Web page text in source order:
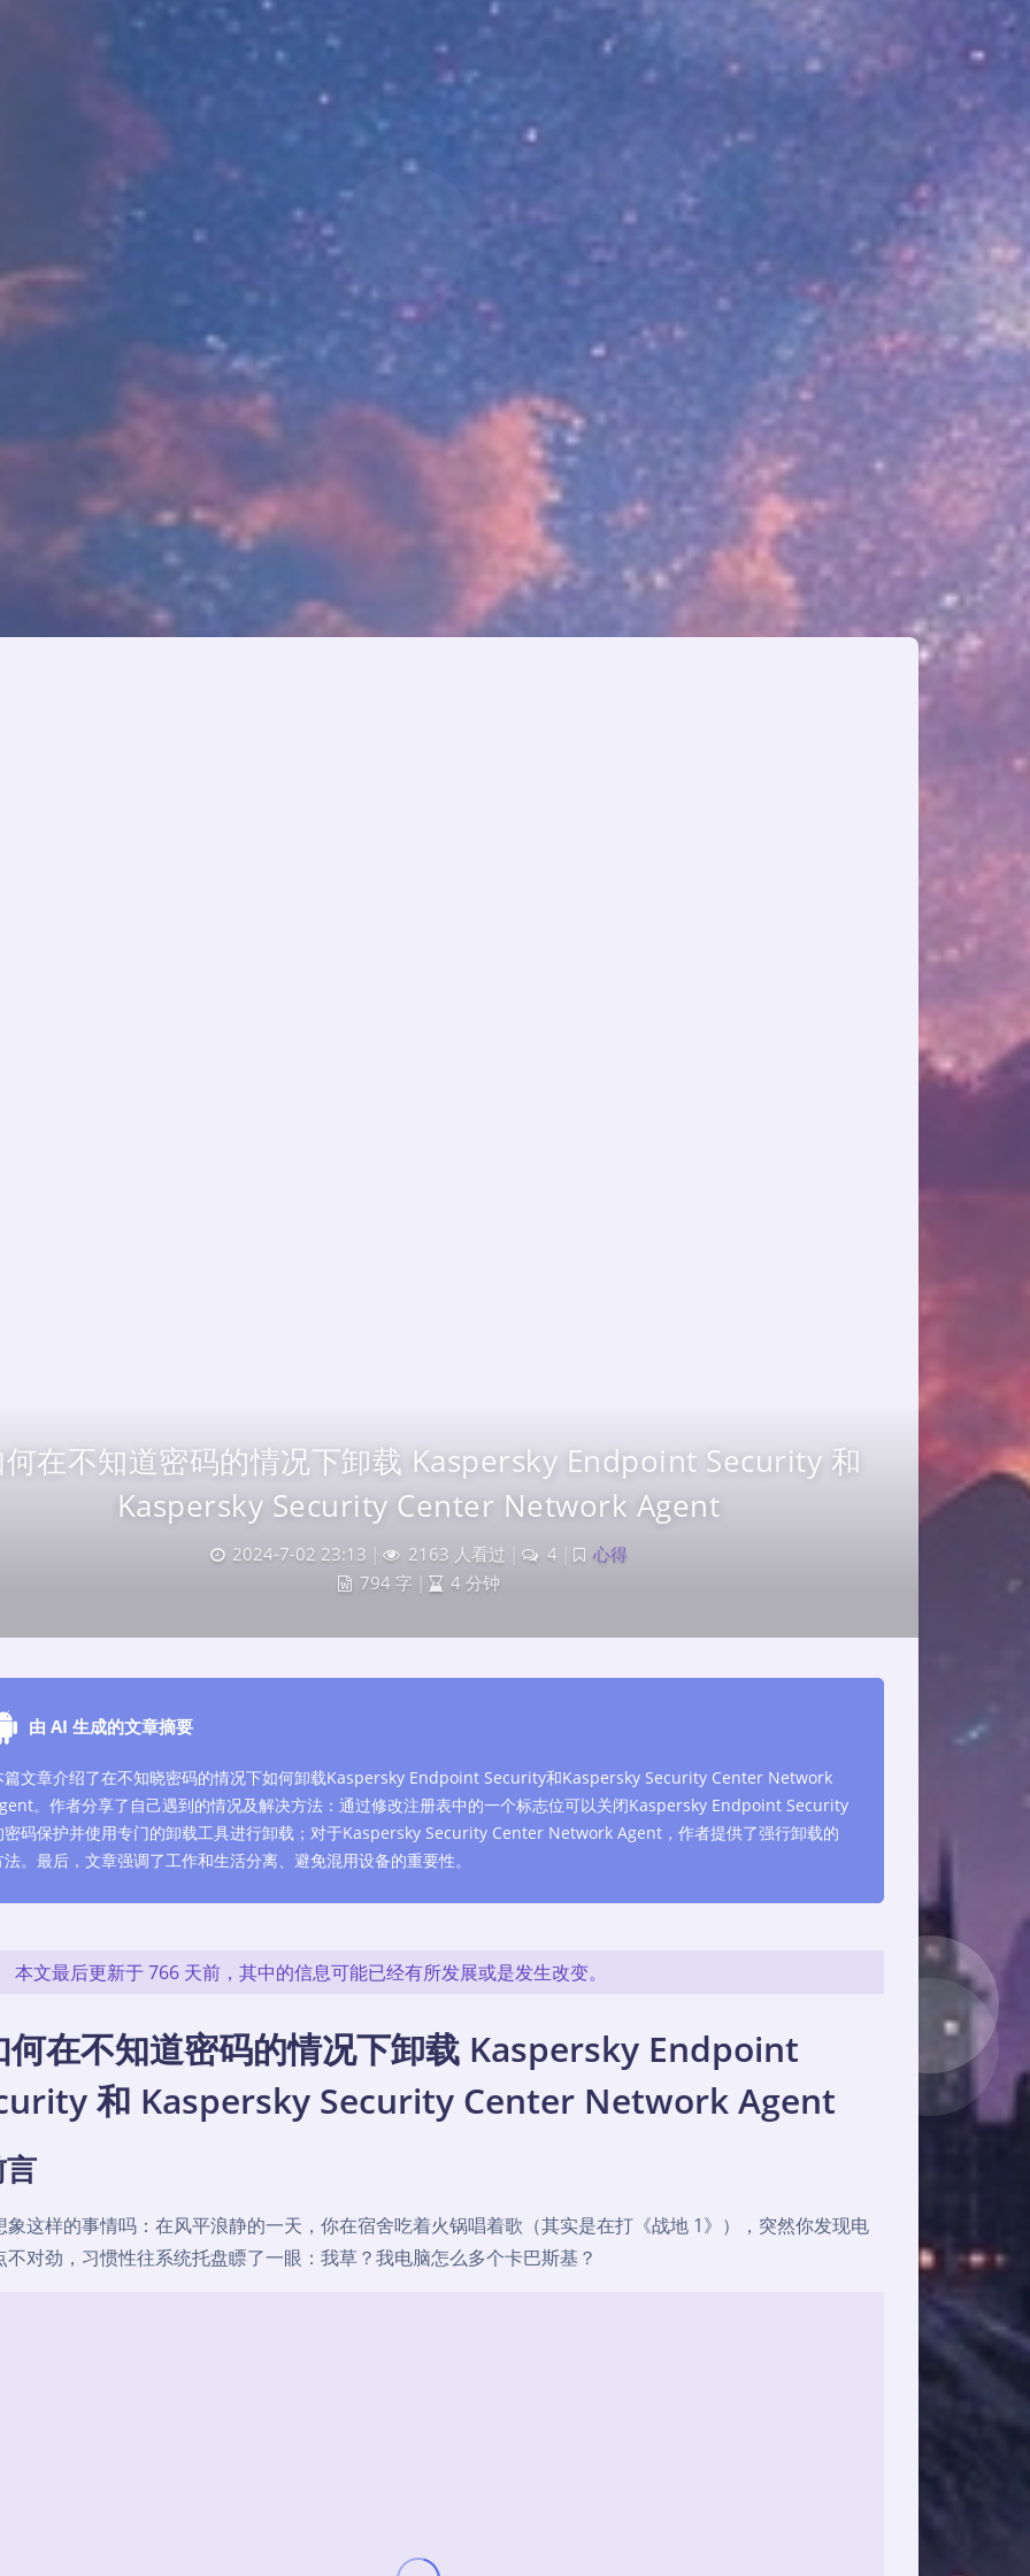
在不知道密码的情况下卸载 Kaspersky Endpoint Security 和
Kaspersky Security Center Network Agent
2024-7-02 23:13 2163 人看过 4
心得
794 字
4 分钟
由 AI 生成的文章摘要
篇文章介绍了在不知晓密码的情况下如何卸载Kaspersky Endpoint Security和Kaspersky Security Center Network
。作者分享了自己遇到的情况及解决方法：通过修改注册表中的一个标志位可以关闭Kaspersky Endpoint Security
密码保护并使用专门的卸载工具进行卸载；对于Kaspersky Security Center Network Agent，作者提供了强行卸载的
法。最后，文章强调了工作和生活分离、避免混用设备的重要性。
本文最后更新于 766 天前，其中的信息可能已经有所发展或是发生改变。
何在不知道密码的情况下卸载 Kaspersky Endpoint
和 Kaspersky Security Center Network Agent
象这样的事情吗：在风平浪静的一天，你在宿舍吃着火锅唱着歌（其实是在打《战地 1》），突然你发现电
不对劲，习惯性往系统托盘瞟了一眼：我草？我电脑怎么多个卡巴斯基？